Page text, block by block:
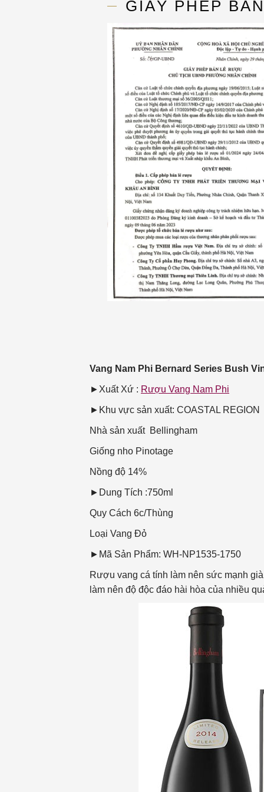
GIẤY PHÉP
Vang Nam Phi Bernard Series Bush
►Xuất Xứ : Rượu Vang Nam Phi
►Khu vực sản xuất: COASTAL REGION
Nhà sản xuất Bellingham
Giống nho Pinotage
Nồng độ 14%
►Dung Tích :750ml
Quy Cách 6c/Thùng
Loại Vang Đỏ
►Mã Sản Phẩm: WH-NP1535-1750
Rượu vang cá tính làm nên sức mạnh
làm nên độ độc đáo hài hòa của nhiều